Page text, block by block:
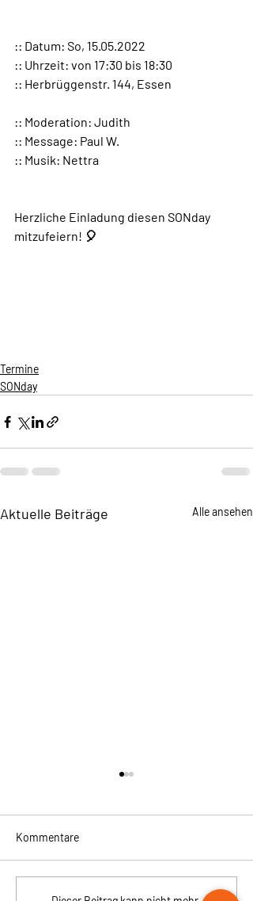
:: Datum: So, 15.05.2022
:: Uhrzeit: von 17:30 bis 18:30
:: Herbrüggenstr. 144, Essen
:: Moderation: Judith
:: Message: Paul W.
:: Musik: Nettra
Herzliche Einladung diesen SONday
mitzufeiern! 🎈
Termine
SONday
Aktuelle Beiträge Alle ansehen
SommerSonneSehen
Kommentare